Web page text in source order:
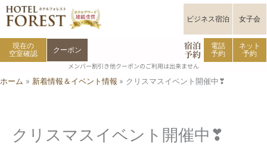
内
容
プ
ビジネス宿泊 女子会
現在の
空室確認
クーポン 宿泊
予約
電話
予約
ネット
予約
メンバー割引き他クーポンのご利用は出来ません
ホーム
新着情報＆イベント情報 クリスマスイベント開催中❣
クリスマスイベント開催中❣